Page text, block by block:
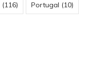
(116) Portugal (10)